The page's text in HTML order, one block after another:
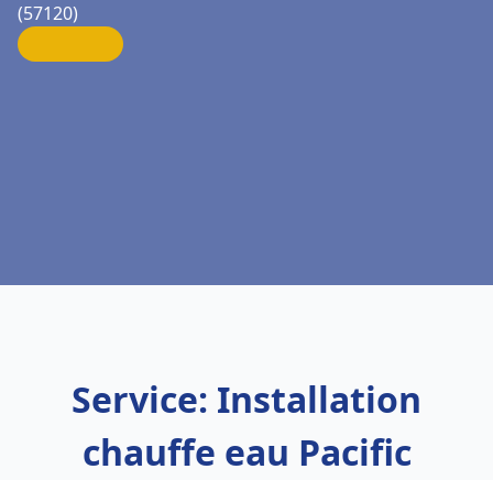
(57120)
Service: Installation
chauffe eau Pacific